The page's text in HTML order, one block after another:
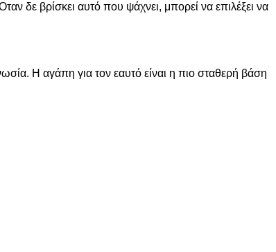
δε βρίσκει αυτό που ψάχνει, μπορεί να επιλέξει να
Η αγάπη για τον εαυτό είναι η πιο σταθερή βάση